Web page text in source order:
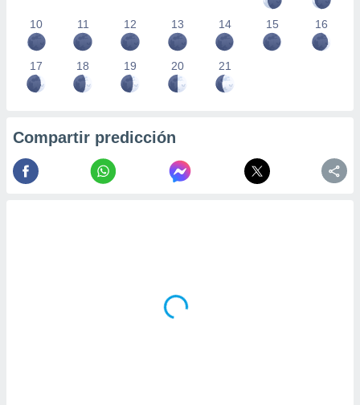
10 11 12 13 14 15 16
17 18 19 20 21
Compartir predicción